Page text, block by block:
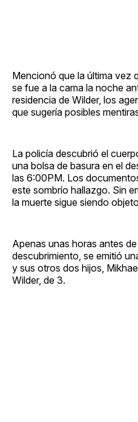
Mencionó que la última vez
se fue a la cama la noche
residencia de Wilder, los
que sugería posibles
La policía descubrió el
una bolsa de basura en el
las 6:00PM. Los
este sombrío hallazgo. Sin
la muerte sigue siendo
Apenas unas horas antes
descubrimiento, se emitió
y sus otros dos hijos,
Wilder, de 3.